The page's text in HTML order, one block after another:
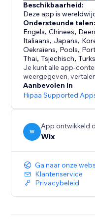
Profiteer van
automatische
bezoekers en een
structuren. Nodig
vertalers uit om met
gepersonaliseerde
Onze klantenservice
vragen te
Beschikbaarheid:
Deze app is
Ondersteunde talen:
Engels,Chinees,
Italiaans, Japans,
Oekraïens, Pools,
Thai,Tsjechisch,Turks
Je kunt alle app-
weergegeven,
Aanbevolen in
Hipaa Supported
W
App ontwikkeld
Wix
Ga naar onze
Klantenservice
Privacybeleid